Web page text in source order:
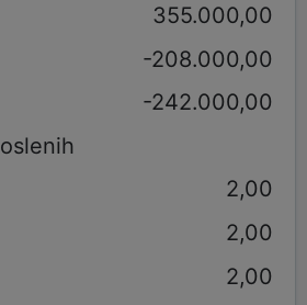
355.000,00
-208.000,00
-242.000,00
2,00
2,00
2,00